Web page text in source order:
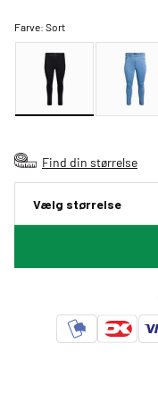
Farve:Sort
Find din størrelse
Vælg størrelse